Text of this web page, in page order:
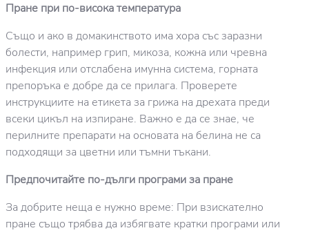
Пране при по-висока температура
Също и ако в домакинството има хора със заразни
болести, например грип, микоза, кожна или чревна
инфекция или отслабена имунна система, горната
препоръка е добре да се прилага. Проверете
инструкциите на етикета за грижа на дрехата преди
всеки цикъл на изпиране. Важно е да се знае, че
перилните препарати на основата на белина не са
подходящи за цветни или тъмни тъкани.
Предпочитайте по-дълги програми за пране
За добрите неща е нужно време: При взискателно
пране също трябва да избягвате кратки програми или